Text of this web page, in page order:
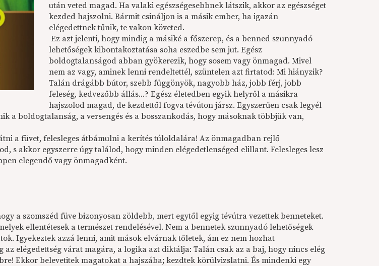
után veted magad. Ha valaki egészségesebbnek látszik, akkor az egészséget
kezded hajszolni. Bármit csináljon is a másik ember, ha igazán
elégedettnek tűnik, te vakon követed.
Ez azt jelenti, hogy mindig a másiké a főszerep, és a benned szunnyadó
lehetőségek kibontakoztatása soha eszedbe sem jut. Egész
boldogtalanságod abban gyökerezik, hogy sosem vagy önmagad. Mivel
nem az vagy, aminek lenni rendeltettél, szüntelen azt firtatod: Mi hiányzik?
Talán drágább bútor, szebb függönyök, nagyobb ház, jobb férj, jobb
feleség, kedvezőbb állás...? Egész életedben egyik helyről a másikra
hajszolod magad, de kezdettől fogva tévúton jársz. Egyszerűen csak legyél
a boldogtalanság, a versengés és a bosszankodás, hogy másoknak többjük van,
a füvet, felesleges átbámulni a kerítés túloldalára! Az önmagadban rejlő
s akkor egyszerre úgy találod, hogy minden elégedetlenséged elillant. Felesleges lesz
elegendő vagy önmagadként.
a szomszéd füve bizonyosan zöldebb, mert egytől egyig tévútra vezettek benneteket.
ellentétesek a természet rendelésével. Nem a bennetek szunnyadó lehetőségek
Igyekeztek azzá lenni, amit mások elvárnak tőletek, ám ez nem hozhat
az elégedettség várat magára, a logika azt diktálja: Talán csak az a baj, hogy nincs elég
Ekkor belevetitek magatokat a hajszába; kezdtek körülvizslatni. És mindenki egy